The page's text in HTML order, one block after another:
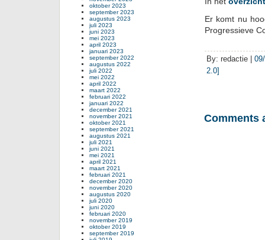
Er komt nu
Progressieve
By: redactie |
2.0]
Comments
oktober 2023
september 2023
augustus 2023
juli 2023
juni 2023
mei 2023
april 2023
januari 2023
september 2022
augustus 2022
juli 2022
mei 2022
april 2022
maart 2022
februari 2022
januari 2022
december 2021
november 2021
oktober 2021
september 2021
augustus 2021
juli 2021
juni 2021
mei 2021
april 2021
maart 2021
februari 2021
december 2020
november 2020
augustus 2020
juli 2020
juni 2020
februari 2020
november 2019
oktober 2019
september 2019